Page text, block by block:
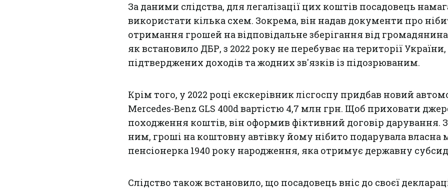
За даними слідства, для легалізації цих коштів посадовець
використати кілька схем. Зокрема, він надав документи про
отримання грошей на відповідальне зберігання від
як встановило ДБР, з 2022 року не перебуває на території
підтверджених доходів та жодних зв'язків із підозрюваним.
Крім того, у 2022 році екскерівник лісгоспу придбав новий
Mercedes-Benz GLS 400d вартістю 4,7 млн грн. Щоб приховати
походження коштів, він оформив фіктивний договір дарування.
ним, гроші на коштовну автівку йому нібито подарувала власна
пенсіонерка 1940 року народження, яка отримує державну
Слідство також встановило, що посадовець вніс до своєї